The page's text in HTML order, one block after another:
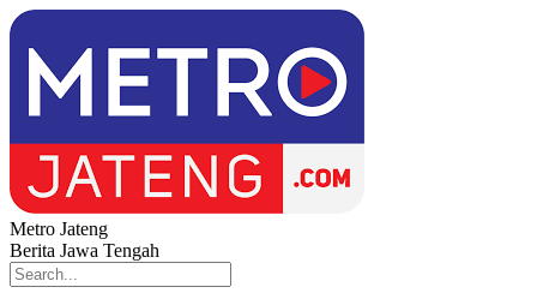
Metro Jateng
Berita Jawa Tengah